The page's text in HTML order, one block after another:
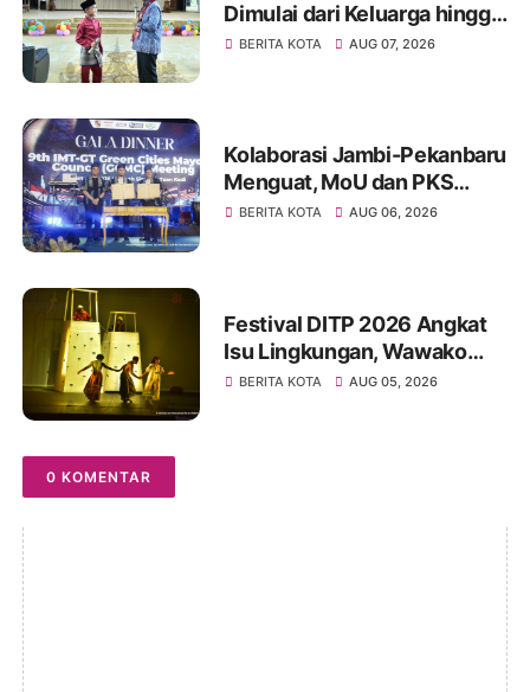
Dimulai dari Keluarga hingga
Ruang Publik yang Ramah
BERITA KOTA AUG 07, 2026
Kolaborasi Jambi-Pekanbaru
Menguat, MoU dan PKS
Ditandatangani pada Gala
BERITA KOTA AUG 06, 2026
Festival DITP 2026 Angkat
Isu Lingkungan, Wawako
Diza Apresiasi Karya
BERITA KOTA AUG 05, 2026
0 KOMENTAR